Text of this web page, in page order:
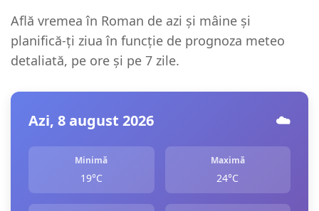
Află vremea în Roman de azi și mâine și
planifică-ți ziua în funcție de prognoza meteo
detaliată, pe ore și pe 7 zile.
Azi, 8 august 2026 ☁️
Minimă
19°C
Maximă
24°C